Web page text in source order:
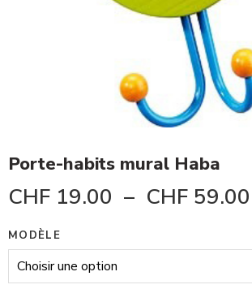
Porte-habits mural Haba
CHF 19.00 – CHF 59.00
MODÈLE